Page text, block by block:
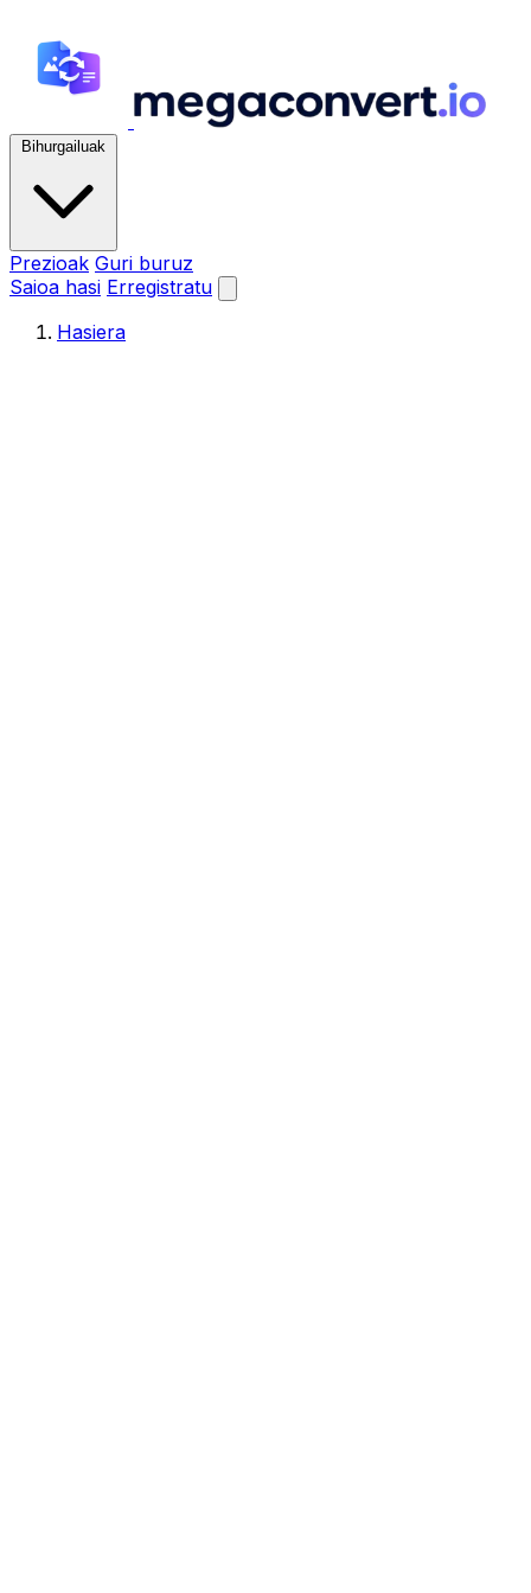
Bihurgailuak
Prezioak Guri buruz
Saioa hasi Erregistratu
Hasiera